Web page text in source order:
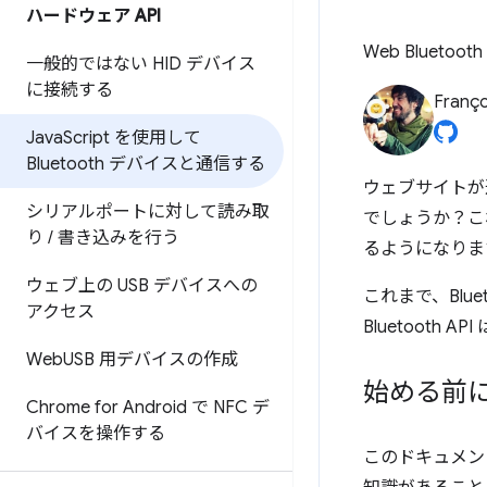
ハードウェア API
一般的ではない HID デバイス
に接続する
JavaScript を使用して
Bluetooth デバイスと通信する
シリアルポートに対して読み取
り / 書き込みを行う
ウェブ上の USB デバイスへの
アクセス
WebUSB 用デバイスの作成
Chrome for Android で NFC デ
バイスを操作する
Web Bluetooth
ウェブサイト
でしょうか？
るようになり
これまで、
Bluetooth API
始める前
このドキュメ